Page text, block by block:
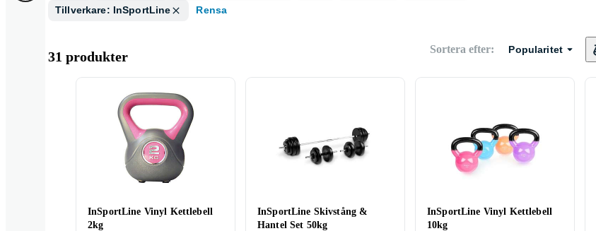
Tillverkare: InSportLine
Rensa
31 produkter Sortera efter: Popularitet
InSportLine Vinyl Kettlebell
2kg
InSportLine Skivstång &
Hantel Set 50kg
InSportLine Vinyl Kettlebell
10kg